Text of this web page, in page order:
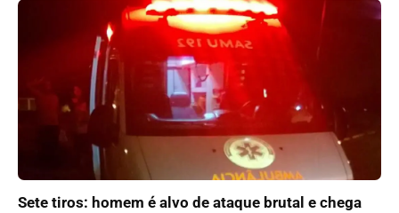
Sete tiros: homem é alvo de ataque brutal e chega